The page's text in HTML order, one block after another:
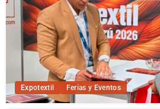
Expotextil Ferias y Eventos